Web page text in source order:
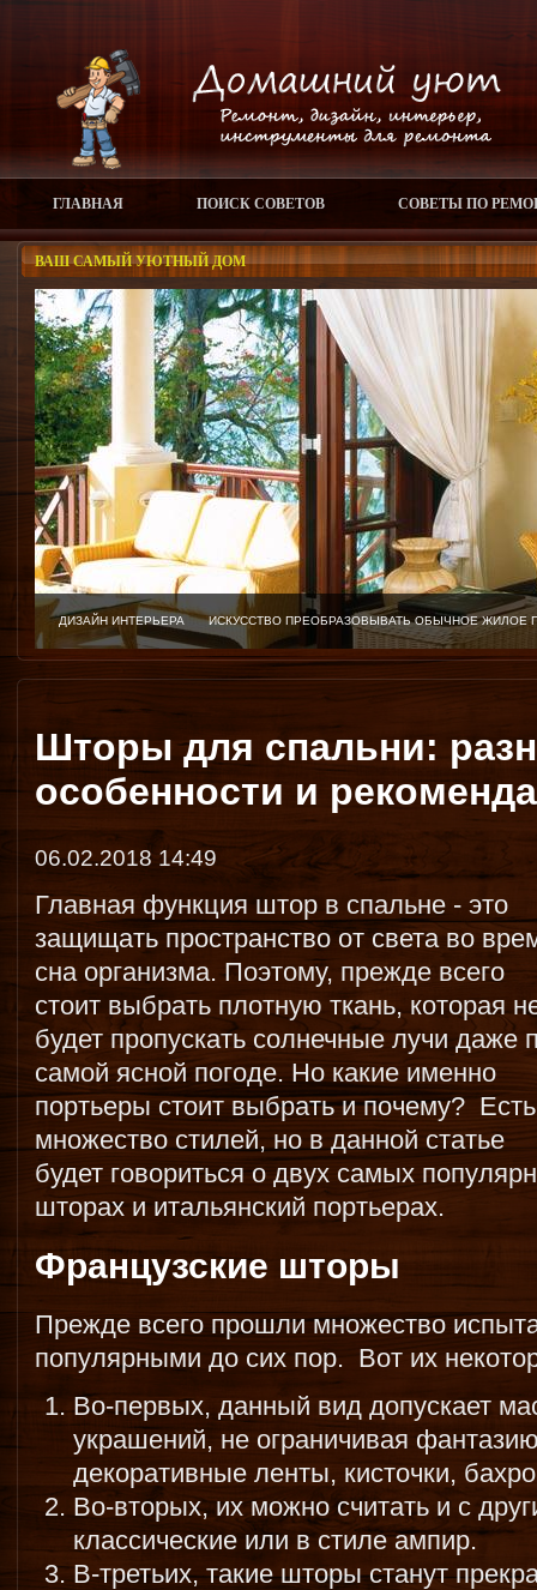
ГЛАВНАЯ ПОИСК СОВЕТОВ СОВЕТЫ ПО
ВАШ САМЫЙ УЮТНЫЙ ДОМ
ДИЗАЙН ИНТЕРЬЕРА ИСКУССТВО ПРЕОБРАЗОВЫВАТЬ ОБЫЧНОЕ
Шторы для спальни:
особенности и
06.02.2018 14:49
Главная функция штор в спальне - это
защищать пространство от света во
сна организма. Поэтому, прежде всего
стоит выбрать плотную ткань, которая
будет пропускать солнечные лучи даже
самой ясной погоде. Но какие именно
портьеры стоит выбрать и почему?Есть
множество стилей, но в данной статье
будет говориться о двух самых
шторах и итальянский портьерах.
Французские шторы
Прежде всего прошли множество
популярными до сих пор. Вот их
Во-первых, данный вид допускает
украшений, не ограничивая
декоративные ленты, кисточки,
Во-вторых, их можно считать и с
классические или в стиле ампир.
В-третьих, такие шторы станут